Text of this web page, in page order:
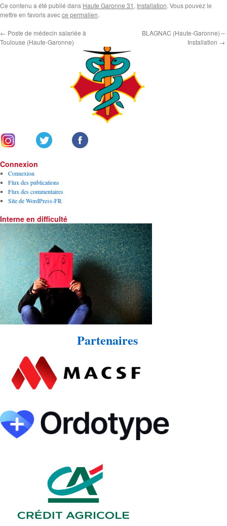
Ce contenu a été publié dans Haute Garonne 31 , Installation. Vous pouvez le
mettre en favoris avecce permalien.
← Poste de médecin salariée à
Toulouse (Haute-Garonne)
BLAGNAC (Haute-Garonne) –
Installation →
Connexion
Connexion
Flux des publications
Flux des commentaires
Site de WordPress-FR
Interne en difficulté
Partenaires